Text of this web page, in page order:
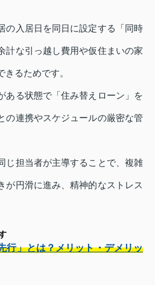
の入居日を同日に設定する「同時
計な引っ越し費用や仮住まいの家
るためです。
ある状態で「住み替えローン」を
の連携やスケジュールの厳密な管
じ担当者が主導することで、複雑
が円滑に進み、精神的なストレス
行」とは？メリット・デメリッ